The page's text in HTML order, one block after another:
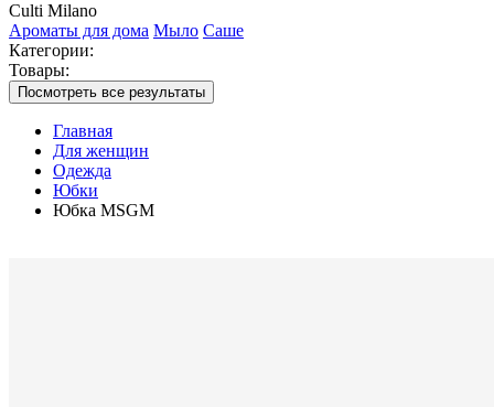
Culti Milano
Ароматы для дома Мыло Саше
Категории:
Товары:
Посмотреть все результаты
Главная
Для женщин
Одежда
Юбки
Юбка MSGM